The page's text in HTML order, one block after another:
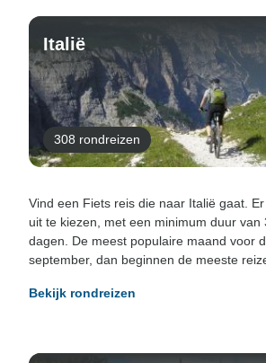
Italië
308 rondreizen
Vind een Fiets reis die naar Italië gaat.
uit te kiezen, met een minimum duur van
dagen. De meest populaire maand voor
september, dan beginnen de meeste
Bekijk rondreizen